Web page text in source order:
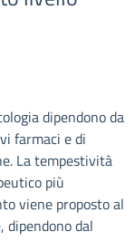
dipendono da
farmaci e di
La tempestività
più
viene proposto al
dipendono dal